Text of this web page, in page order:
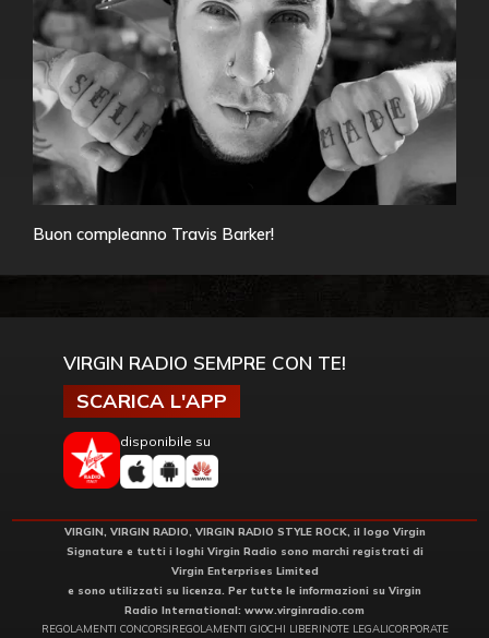
Buon compleanno Travis Barker!
VIRGIN RADIO SEMPRE CON TE!
SCARICA L'APP
disponibile su
VIRGIN, VIRGIN RADIO, VIRGIN RADIO STYLE ROCK, il logo Virgin
Signature e tutti i loghi Virgin Radio sono marchi registrati di
Virgin Enterprises Limited
e sono utilizzati su licenza. Per tutte le informazioni su Virgin
Radio International: www.virginradio.com
REGOLAMENTI CONCORSIREGOLAMENTI GIOCHI LIBERINOTE LEGALICORPORATE